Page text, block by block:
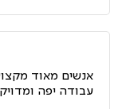
אנשים מאוד
עבודה יפה